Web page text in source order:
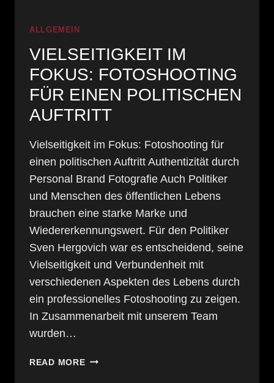
ALLGEMEIN
VIELSEITIGKEIT IM
FOKUS: FOTOSHOOTING
FÜR EINEN POLITISCHEN
AUFTRITT
Vielseitigkeit im Fokus: Fotoshooting für
einen politischen Auftritt Authentizität durch
Personal Brand Fotografie Auch Politiker
und Menschen des öffentlichen Lebens
brauchen eine starke Marke und
Wiedererkennungswert. Für den Politiker
Sven Hergovich war es entscheidend, seine
Vielseitigkeit und Verbundenheit mit
verschiedenen Aspekten des Lebens durch
ein professionelles Fotoshooting zu zeigen.
In Zusammenarbeit mit unserem Team
wurden…
READ MOREVIELSEITIGKEIT